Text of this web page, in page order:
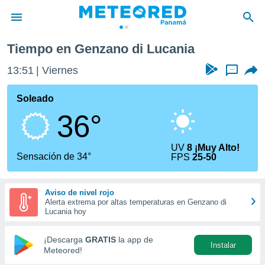
de
ha
calidad.
a este
las
y
forma
digital
basada
Tiempo en Genzano di Lucania
13:51 Viernes ...
Soleado
36°
Sensación de 34°
UV8 ¡Muy Alto!
FPS25-50
Aviso de nivel rojo
Alerta extrema por altas temperaturas en Genzano di
Lucania hoy
¡Descarga GRATIS la app de
Meteored!
Instalar